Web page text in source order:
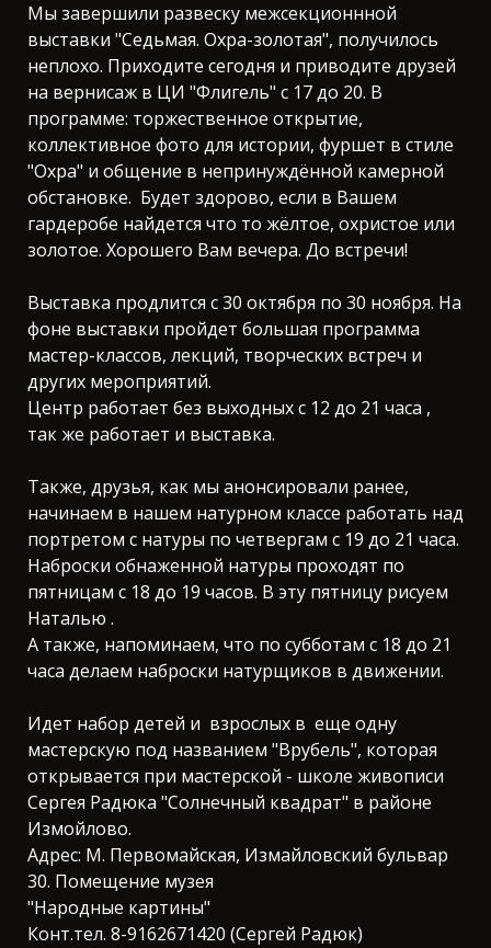
Мы завершили развеску межсекционнной
выставки "Седьмая. Охра-золотая", получилось
неплохо. Приходите сегодня и приводите друзей
на вернисаж в ЦИ "Флигель" с 17 до 20. В
программе: торжественное открытие,
коллективное фото для истории, фуршет в стиле
"Охра" и общение в непринуждённой камерной
обстановке. Будет здорово, если в Вашем
гардеробе найдется что то жёлтое, охристое или
золотое. Хорошего Вам вечера. До встречи!
Выставка продлится с 30 октября по 30 ноября. На
фоне выставки пройдет большая программа
мастер-классов, лекций, творческих встреч и
других мероприятий.
Центр работает без выходных с 12 до 21 часа ,
так же работает и выставка.
Также, друзья, как мы анонсировали ранее,
начинаем в нашем натурном классе работать над
портретом с натуры по четвергам с 19 до 21 часа.
Наброски обнаженной натуры проходят по
пятницам с 18 до 19 часов. В эту пятницу рисуем
Наталью .
А также, напоминаем, что по субботам с 18 до 21
часа делаем наброски натурщиков в движении.
Идет набор детей и взрослых в еще одну
мастерскую под названием "Врубель", которая
открывается при мастерской - школе живописи
Сергея Радюка "Солнечный квадрат" в районе
Измойлово.
Адрес: М. Первомайская, Измайловский бульвар
30. Помещение музея
"Народные картины"
Конт.тел. 8-9162671420 (Сергей Радюк)